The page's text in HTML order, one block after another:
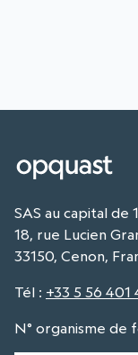
SAS au capital de
18, rue Lucien
33150, Cenon,
Tél : +33 5 56 401
N° organisme de